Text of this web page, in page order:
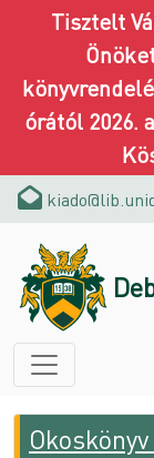
Tisztelt
órától 2026.